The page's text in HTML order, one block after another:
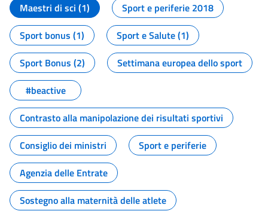
Maestri di sci (1)
Sport e periferie 2018
Sport bonus (1)
Sport e Salute (1)
Sport Bonus (2)
Settimana europea dello sport
#beactive
Contrasto alla manipolazione dei risultati sportivi
Consiglio dei ministri
Sport e periferie
Agenzia delle Entrate
Sostegno alla maternità delle atlete